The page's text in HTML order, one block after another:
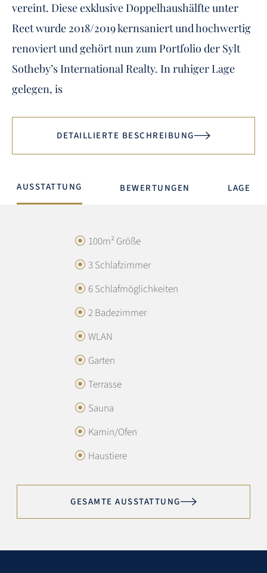
vereint. Diese exklusive Doppelhaushälfte unter
Reet wurde 2018/2019 kernsaniert und hochwertig
renoviert und gehört nun zum Portfolio der Sylt
Sotheby’s International Realty. In ruhiger Lage
gelegen, is
DETAILLIERTE BESCHREIBUNG
AUSSTATTUNG BEWERTUNGEN LAGE
100m² Größe
3 Schlafzimmer
6 Schlafmöglichkeiten
2 Badezimmer
WLAN
Garten
Terrasse
Sauna
Kamin/Ofen
Haustiere
GESAMTE AUSSTATTUNG
GESAMTBEWERTUNG
4.3
Sotheby’s Service:5
Exzellent